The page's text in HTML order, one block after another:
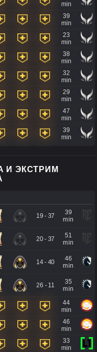
min
39
min
23
min
38
min
32
min
29
min
47
min
39
min
И ЭКСТРИМ
19 - 37
39
min
20 - 37
51
min
14 - 40
46
min
26 - 11
35
min
44
min
46
min
33
min